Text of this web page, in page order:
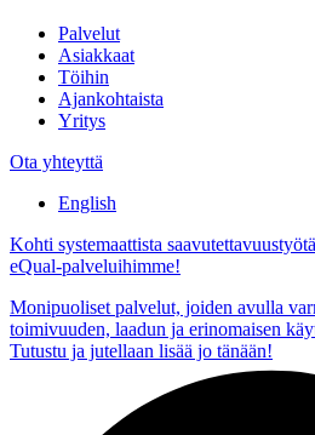
Palvelut
Asiakkaat
Töihin
Ajankohtaista
Yritys
Ota yhteyttä
English
Kohti systemaattista
eQual-palveluihimme!
Monipuoliset palvelut, joiden avulla
toimivuuden, laadun ja erinomaisen
Tutustu ja jutellaan lisää jo tänään!